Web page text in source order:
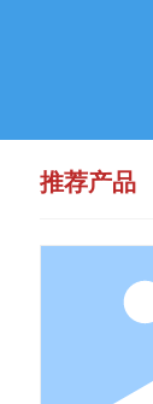
推荐产品